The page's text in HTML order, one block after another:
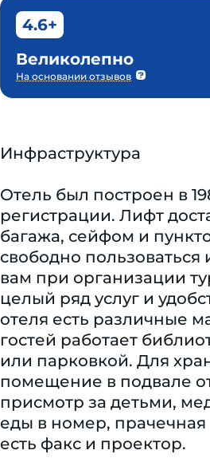
4.6+
Великолепно
На основании отзывов
Инфраструктура
Отель был построен в
регистрации. Лифт
багажа, сейфом и
свободно
вам при организации
целый ряд услуг и
отеля есть различные
гостей работает
или парковкой. Для
помещение в подвале
присмотр за детьми,
еды в номер, прачечная
есть факс и проектор.